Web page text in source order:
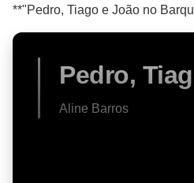
**"Pedro, Tiago e João no
Pedro,
Aline Barros